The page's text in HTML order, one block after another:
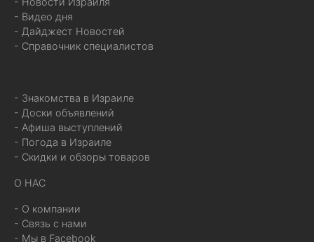
- Видео дня
- Дайджест Новостей
- Справочник специалистов
- Знакомства в Израиле
- Доски объявлений
- Афиша выступлений
- Погода в Израиле
- Скидки и обзоры товаров
О НАС
- О компании
- Связь с нами
- Мы в Facebook